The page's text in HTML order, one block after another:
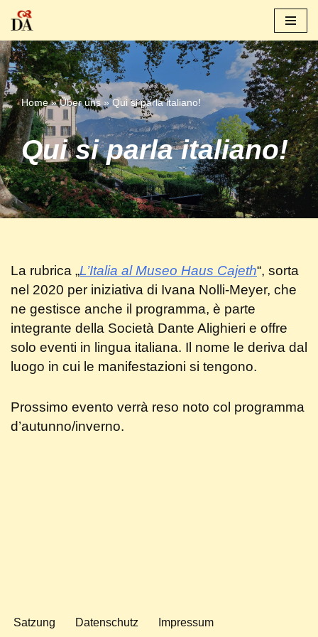
Zum
Inhalt
springen
Home»Über uns »Qui si parla italiano!
Qui si parla italiano!
La rubrica „L’Italia al Museo Haus Cajeth“, sorta
nel 2020 per iniziativa di Ivana Nolli-Meyer, che
ne gestisce anche il programma, è parte
integrante della Società Dante Alighieri e offre
solo eventi in lingua italiana. Il nome le deriva dal
luogo in cui le manifestazioni si tengono.
Prossimo evento verrà reso noto col programma
d’autunno/inverno.
Satzung Datenschutz Impressum